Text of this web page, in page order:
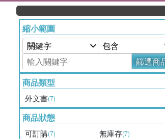
縮小範圍
篩選商
商品類型
外文書(7)
商品狀態
可訂購(7) 無庫存(7)